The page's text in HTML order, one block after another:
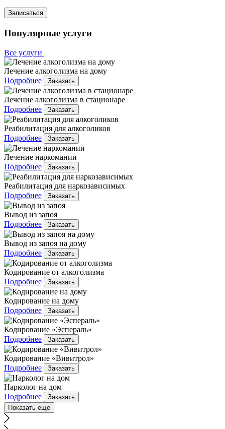
Записаться
Популярные услуги
Все услуги
Лечение алкоголизма на дому
Подробнее
Заказать
Лечение алкоголизма в стационаре
Подробнее
Заказать
Реабилитация для алкоголиков
Подробнее
Заказать
Лечение наркомании
Подробнее
Заказать
Реабилитация для наркозависимых
Подробнее
Заказать
Вывод из запоя
Подробнее
Заказать
Вывод из запоя на дому
Подробнее
Заказать
Кодирование от алкоголизма
Подробнее
Заказать
Кодирование на дому
Подробнее
Заказать
Кодирование «Эспераль»
Подробнее
Заказать
Кодирование «Вивитрол»
Подробнее
Заказать
Нарколог на дом
Подробнее
Заказать
Показать еще